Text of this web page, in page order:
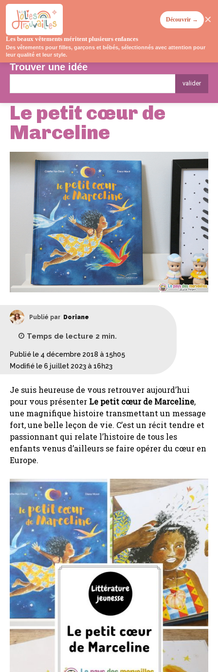
Trouver une idée
valider
Le petit cœur de
Marceline
Publié par Doriane
Temps de lecture 2 min.
Publié le 4 décembre 2018 à 15h05
Modifié le 6 juillet 2023 à 16h23
Je suis heureuse de vous retrouver aujourd’hui
pour vous présenter Le petit cœur de Marceline,
une magnifique histoire transmettant un message
fort, une belle leçon de vie. C’est un récit tendre et
passionnant qui relate l’histoire de tous les
enfants venus d’ailleurs se faire opérer du cœur en
Europe.
Les beaux vêtements méritent plusieurs enfances
Des vêtements pour filles, garçons et bébés, sélectionnés avec attention pour
leur qualité et leur style.
Découvrir → ✕